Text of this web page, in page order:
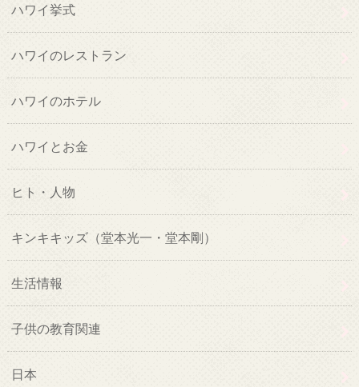
ハワイ挙式
ハワイのレストラン
ハワイのホテル
ハワイとお金
ヒト・人物
キンキキッズ（堂本光一・堂本剛）
生活情報
子供の教育関連
日本